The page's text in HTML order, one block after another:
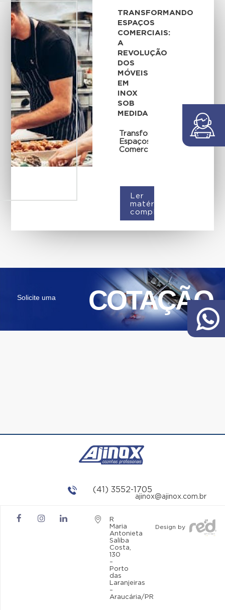
TRANSFORMANDO
ESPAÇOS
COMERCIAIS:
A
REVOLUÇÃO
DOS
MÓVEIS
EM
INOX
SOB
MEDIDA
Transformando
Espaços
Comerciais
Ler
matéria
completa
Solicite uma COTAÇÃO
(41) 3552-1705
ajinox@ajinox.com.br
R
Maria
Antonieta
Saliba
Costa,
130
–
Porto
das
Laranjeiras
–
Araucária/PR
Design by